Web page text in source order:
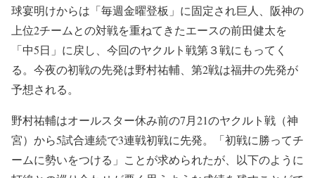
球宴明けからは「毎週金曜登板」に固定され巨人、阪神の
上位2チームとの対戦を重ねてきたエースの前田健太を
「中5日」に戻し、今回のヤクルト戦第３戦にもってく
る。今夜の初戦の先発は野村祐輔、第2戦は福井の先発が
予想される。
野村祐輔はオールスター休み前の7月21のヤクルト戦（神
宮）から5試合連続で3連戦初戦に先発。「初戦に勝ってチ
ームに勢いをつける」ことが求められたが、以下のように